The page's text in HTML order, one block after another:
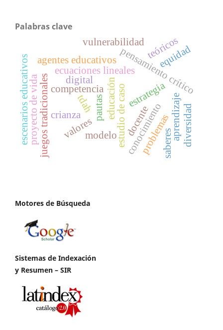
Palabras clave
ecuaciones lineales
estudio de caso
pensamiento crítico
tdah
valores
educación
juegos tradicionales estrategia
competencia
conocimiento
modelo aprendizaje
proyecto de vida
agentes educativos
escenarios educativos problemas
equidad
vulnerabilidad
crianza pautas diversidad
docente
saberes
teóricos
digital
Motores de Búsqueda
Sistemas de Indexación
y Resumen – SIR